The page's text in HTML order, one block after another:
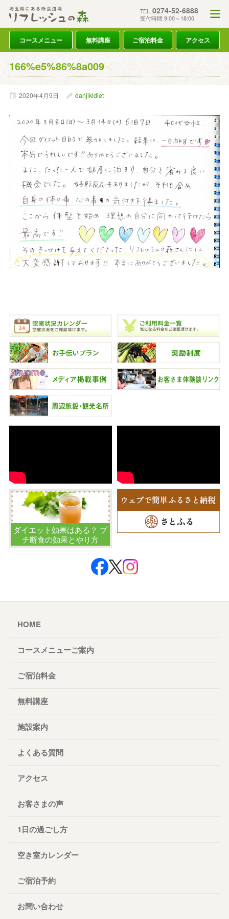
TEL. 0274-52-6888
受付時間 9:00～18:00
コースメニュー 無料講座 ご宿泊料金 アクセス
166%e5%86%8a009
2020年4月9日 danjikidiet
ダイエット効果はある？ プ
チ断食の効果とやり方
HOME
コースメニューご案内
ご宿泊料金
無料講座
施設案内
よくある質問
アクセス
お客さまの声
1日の過ごし方
空き室カレンダー
ご宿泊予約
お問い合わせ